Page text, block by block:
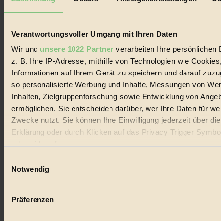
Verantwortungsvoller Umgang mit Ihren Daten
Wir und unsere 1022 Partner verarbeiten Ihre persönlichen
z. B. Ihre IP-Adresse, mithilfe von Technologien wie
Informationen auf Ihrem Gerät zu speichern und darauf
so personalisierte Werbung und Inhalte, Messungen von
Inhalten, Zielgruppenforschung sowie Entwicklung von
ermöglichen. Sie entscheiden darüber, wer Ihre Daten für
Zwecke nutzt. Sie können Ihre Einwilligung jederzeit über
Erklärung oder durch Klicken auf das Privacy Trigger
Wenn Sie es erlauben, würden wir auch gerne:
Ihr Gerät durch aktives Scannen nach bestimmten
Notwendig
Präferenzen
Biorama steht für einen nachhaltigen Lebensstil und bewussten
Lebenswandel. Es ist eine moderne Plattform für Ideen, Menschen
Handels mit Bioprodukten, des Fair-Trade sowie der Branche
alternativer Energien.
Social Media
22.601 Fans auf Facebook
3.415 Follower auf Twitter
Folge uns auf Instagram
Themen
Bio
Vegan